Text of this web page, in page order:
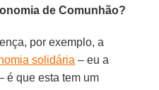
de Comunhão?
por exemplo, a
solidária – eu a
é que esta tem um